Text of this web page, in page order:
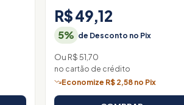
R$ 49,12
5% de Desconto no Pix
Ou R$ 51,70
no cartão de crédito
Economize R$ 2,58 no Pix